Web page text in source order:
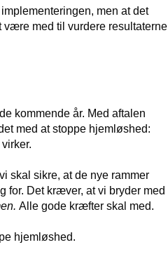
men at det
være med til vurdere resultaterne
kommende år. Med aftalen
med at stoppe hjemløshed:
skal sikre, at de nye rammer
for. Det kræver, at vi bryder med
Alle gode kræfter skal med.
hjemløshed.